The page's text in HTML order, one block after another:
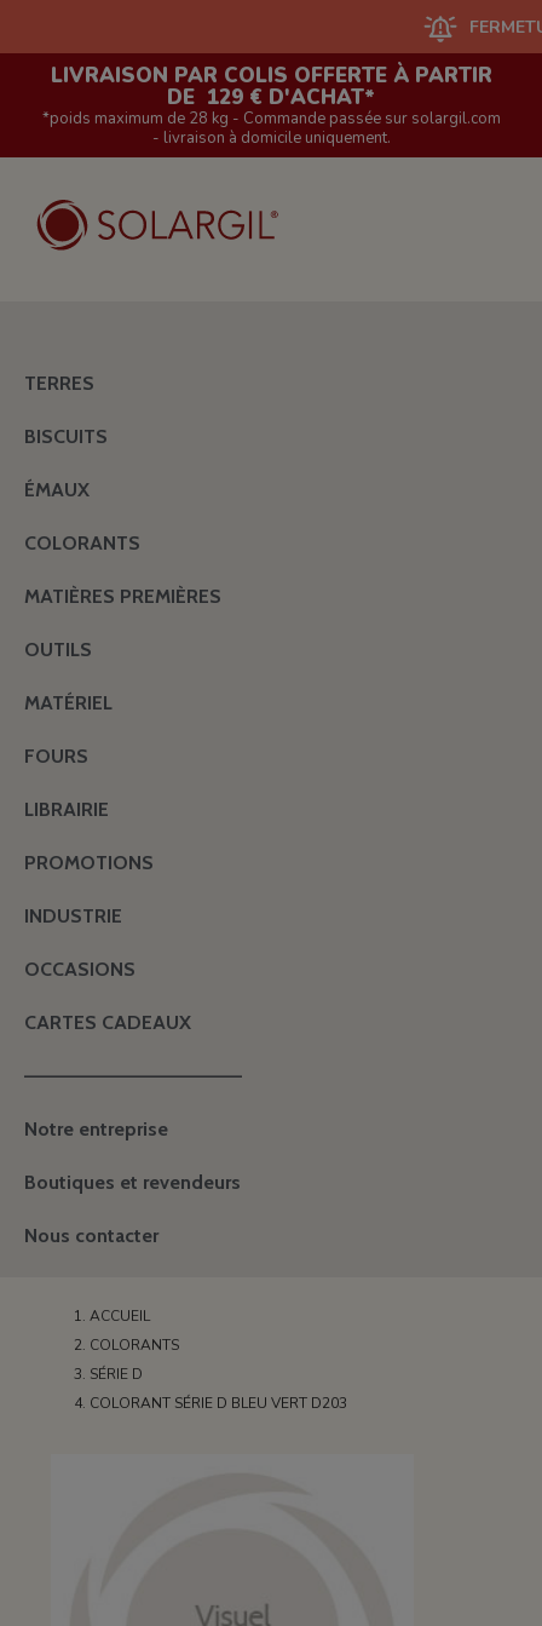
LIVRAISON PAR COLIS OFFERTE À PARTIR
DE 129 € D'ACHAT*
*poids maximum de 28 kg - Commande passée sur solargil.com
- livraison à domicile uniquement.
TERRES
BISCUITS
ÉMAUX
COLORANTS
MATIÈRES PREMIÈRES
OUTILS
MATÉRIEL
FOURS
LIBRAIRIE
PROMOTIONS
INDUSTRIE
OCCASIONS
CARTES CADEAUX
———————————————
Notre entreprise
Boutiques et revendeurs
Nous contacter
ACCUEIL
COLORANTS
SÉRIE D
COLORANT SÉRIE D BLEU VERT D203